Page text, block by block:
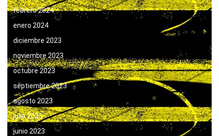
febrero 2024
enero 2024
diciembre 2023
noviembre 2023
octubre 2023
septiembre 2023
agosto 2023
julio 2023
junio 2023